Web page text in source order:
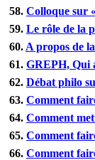
58. Colloque sur
59. Le rôle de la
60. A propos de
61. GREPH, Qui
62. Débat philo
63. Comment
64. Comment
65. Comment
66. Comment